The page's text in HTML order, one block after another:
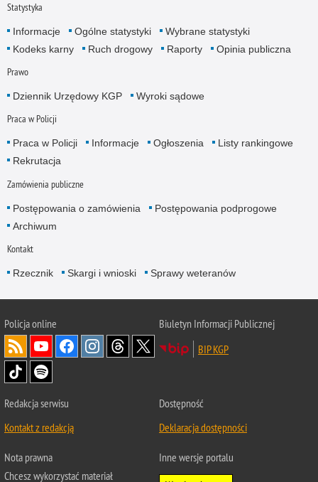
Statystyka
Informacje Ogólne statystyki
Wybrane statystyki
Kodeks karny
Ruch drogowy Raporty Opinia publiczna
Prawo
Dziennik Urzędowy KGP Wyroki sądowe
Praca w Policji
Praca w Policji Informacje Ogłoszenia
Listy rankingowe
Rekrutacja
Zamówienia publiczne
Postępowania o zamówienia
Postępowania podprogowe
Archiwum
Kontakt
Rzecznik Skargi i wnioski Sprawy weteranów
Policjaonline
Biuletyn Informacji Publicznej
BIP KGP
Redakcja serwisu
Kontakt z redakcją
Dostępność
Deklaracja dostępności
Nota prawna
Chcesz wykorzystać materiał
Inne wersje portalu